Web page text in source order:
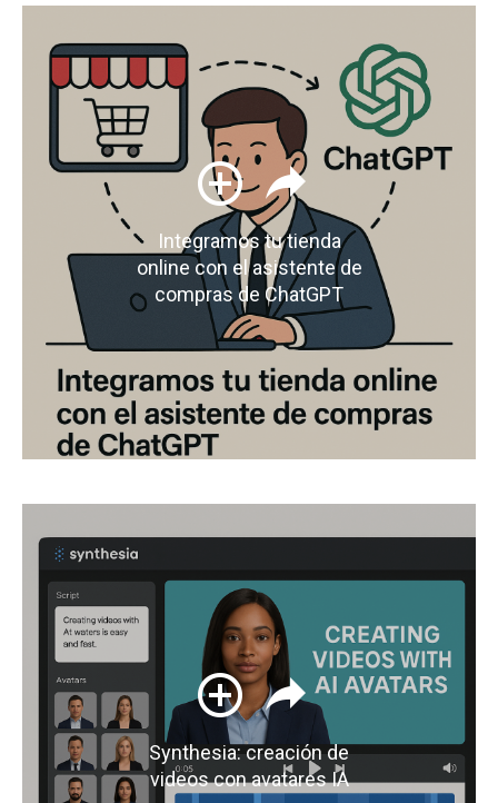
Integramos tu tienda
online con el asistente de
compras de ChatGPT
Synthesia: creación de
videos con avatares IA